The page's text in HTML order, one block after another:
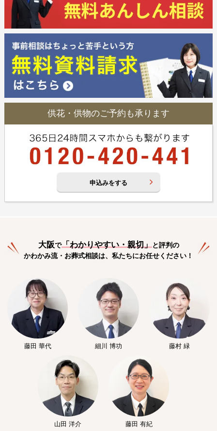
供花・供物のご予約も承ります
申込みをする
大阪で「わかりやすい・親切」と評判の
かわかみ流・お葬式相談は、私たちにお任せください！
藤田 華代 細川 博功 藤村 緑
山田 洋介 藤田 有紀